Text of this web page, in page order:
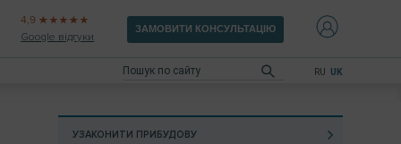
4,9
Google відгуки
ЗАМОВИТИ КОНСУЛЬТАЦІЮ
RU UK
УЗАКОНИТИ ПРИБУДОВУ